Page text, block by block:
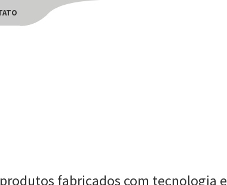
fabricados com tecnologia e